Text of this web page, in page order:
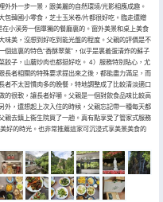
外外一步一景，跟美麗的自然環境/光影相應成趣。
包韓國小零食，芝士玉米卷/片都很好吃。臨走還贈
小溪旁一個單獨的餐廳裏的。窗外美景和桌上美食
味美，沒想到好吃到能光盤的程度。父親的評價是不
個這裏的特色“香酥翠葉”，似乎是裹着蛋清炸的蘇子
餃子，山蘑炒肉也都挺好吃。 4）服務特別貼心，尤
長者相關的特殊要求提出來之後，都能盡力滿足，而
者不太習慣肉多的晚餐，特地調整成了比較清淡適口
的很軟，讓長者好嚼。父親是一個對飲食品味比較高
外，還想起上次入住的時候，父親忘記帶一種每天都
親去鎮上衞生院買了一趟。真有點享受了管家式服務
好的時光。也非常推薦這家可沉浸式享美景美食的